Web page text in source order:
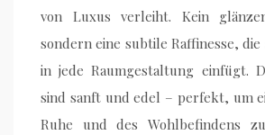
von Luxus verleiht. Kein
sondern eine subtile Raffinesse, die
in jede Raumgestaltung einfügt.
sind sanft und edel – perfekt, um
Ruhe und des Wohlbefindens